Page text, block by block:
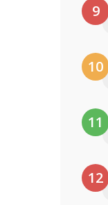
9
10
11
12